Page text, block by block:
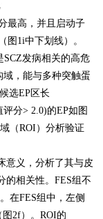
最高，并且启动子
图1i中下划线）。
SCZ发病相关的高危
域，能与多种突触蛋
选EP区长
分> 2.0)的EP如图
（ROI）分析验证
意义，分析了其与皮
的相关性。FES组不
在FES组中，左侧
2f）。ROI的